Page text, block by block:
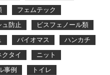
フェムテック
ュ防止
ビスフェノール類
バイオマス
ハンカチ
クタイ
ニット
事例
トイレ